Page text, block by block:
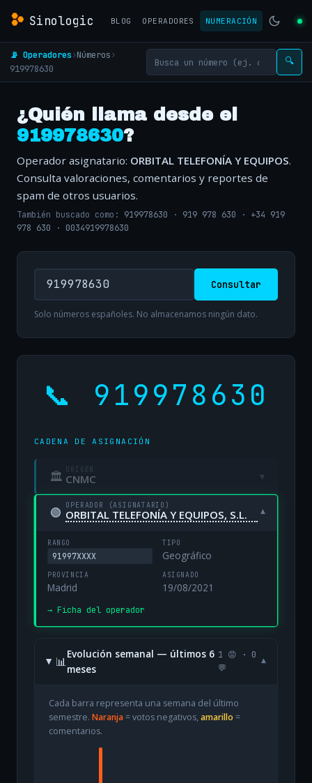
Sinologic BLOG OPERADORES NUMERACIÓN
📡 Operadores›Números›
919978630
🔍
¿Quién llama desde el
919978630?
Operador asignatario: ORBITAL TELEFONÍA Y EQUIPOS.
Consulta valoraciones, comentarios y reportes de
spam de otros usuarios.
También buscado como: 919978630 · 919 978 630 · +34 919
978 630 · 0034919978630
Consultar
Solo números españoles. No almacenamos ningún dato.
📞 919978630
CADENA DE ASIGNACIÓN
🏛 ORIGEN
CNMC ▾
🟢 OPERADOR (ASIGNATARIO)
ORBITAL TELEFONÍA Y EQUIPOS, S.L. ▾
RANGO
91997XXXX
TIPO
Geográfico
PROVINCIA
Madrid
ASIGNADO
19/08/2021
→ Ficha del operador
📊
Evolución semanal — últimos 6
meses
1 😡 · 0
💬
▾
Cada barra representa una semana del último
semestre. Naranja= votos negativos, amarillo =
comentarios.